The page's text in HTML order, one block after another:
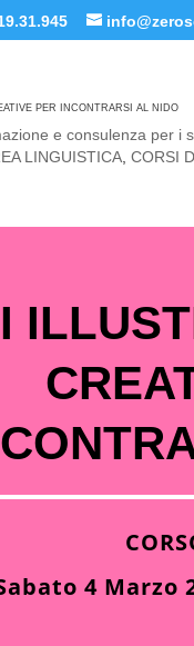
PER INCONTRARSI AL NIDO
e consulenza per i
LINGUISTICA ,CORSI
4 Marzo